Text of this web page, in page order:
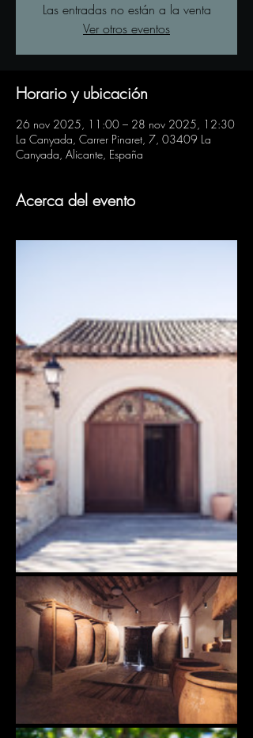
Las entradas no están a la venta
Ver otros eventos
Horario y ubicación
26 nov 2025, 11:00 – 28 nov 2025, 12:30
La Canyada, Carrer Pinaret, 7, 03409 La
Canyada, Alicante, España
Acerca del evento